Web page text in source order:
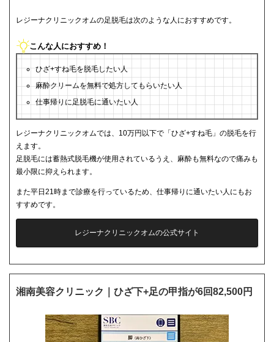
レジーナクリニックオムの足脱毛は次のような人におすすめです。
こんな人におすすめ！
ひざ+すね毛を脱毛したい人
麻酔クリームを無料で処方してもらいたい人
仕事帰りに足脱毛に通いたい人
レジーナクリニックオムでは、10万円以下で「ひざ+すね毛」の脱毛を行
えます。
足脱毛には蓄熱式脱毛機が使用されているうえ、麻酔も無料なので痛みも
最小限に抑えられます。
また平日21時まで診療を行っているため、仕事帰りに通いたい人にもお
すすめです。
レジーナクリニックオムの公式サイト
湘南美容クリニック｜ひざ下+足の甲指が6回82,500円